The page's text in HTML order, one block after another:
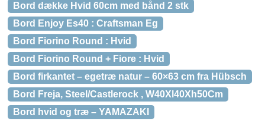
Bord dække Hvid 60cm med bånd 2 stk
Bord Enjoy Es40 : Craftsman Eg
Bord Fiorino Round : Hvid
Bord Fiorino Round + Fiore : Hvid
Bord firkantet – egetræ natur – 60×63 cm fra Hübsch
Bord Freja, Steel/Castlerock , W40Xl40Xh50Cm
Bord hvid og træ – YAMAZAKI